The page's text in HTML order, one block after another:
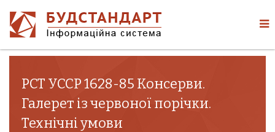
РСТ УССР 1628-85 Консерви.
Галерет із червоної порічки.
Технічні умови